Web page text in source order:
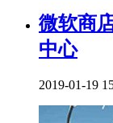
微软商
中心
2019-01-19